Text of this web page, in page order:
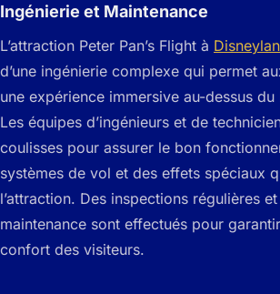
Ingénierie et Maintenance
L’attraction Peter Pan’s Flight à
d’une ingénierie complexe qui permet
une expérience immersive au-dessus du
Les équipes d’ingénieurs et de
coulisses pour assurer le bon
systèmes de vol et des effets spéciaux
l’attraction. Des inspections régulières
maintenance sont effectués pour
confort des visiteurs.